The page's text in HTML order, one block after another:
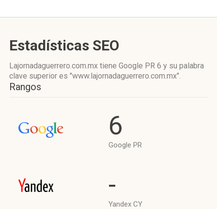
Estadísticas SEO
Lajornadaguerrero.com.mx tiene Google PR 6 y su palabra
clave superior es "www.lajornadaguerrero.com.mx".
Rangos
6
Google PR
-
Yandex CY